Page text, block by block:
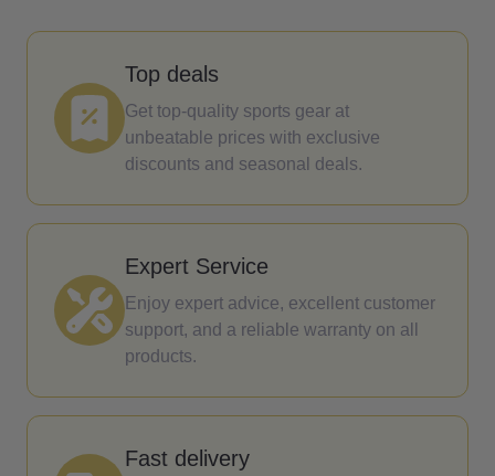
Top deals
Get top-quality sports gear at
unbeatable prices with exclusive
discounts and seasonal deals.
Expert Service
Enjoy expert advice, excellent customer
support, and a reliable warranty on all
products.
Fast delivery